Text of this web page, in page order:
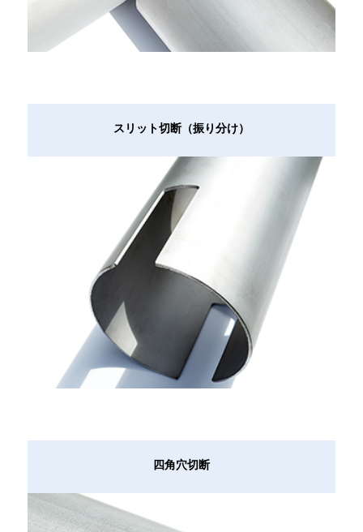
スリット切断（振り分け）
四角穴切断